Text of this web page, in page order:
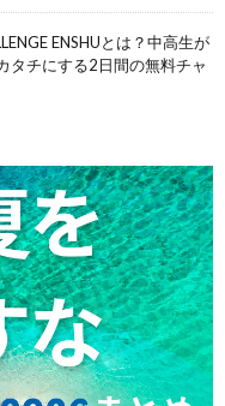
ENSHUとは？中高生が
タチにする2日間の無料チャ